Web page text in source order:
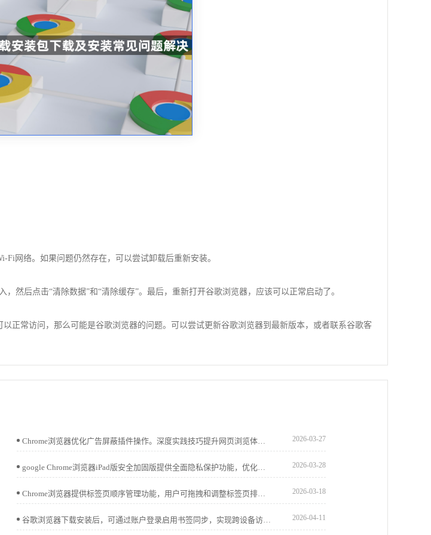
网络。如果问题仍然存在，可以尝试卸载后重新安装。
然后点击“清除数据”和“清除缓存”。最后，重新打开谷歌浏览器，应该可以正常启动了。
正常访问，那么可能是谷歌浏览器的问题。可以尝试更新谷歌浏览器到最新版本，或者联系谷歌客
Chrome浏览器优化广告屏蔽插件操作。深度实践技巧提升网页浏览体验，使用户减少广告干扰，提高上网效率和舒适度。 2026-03-27
google Chrome浏览器iPad版安全加固版提供全面隐私保护功能，优化下载流程和操作体验，确保用户浏览数据安全，提高移动端浏览器使用信任度。 2026-03-28
Chrome浏览器提供标签页顺序管理功能，用户可拖拽和调整标签页排列，实现高效多任务操作。 2026-03-18
谷歌浏览器下载安装后，可通过账户登录启用书签同步，实现跨设备访问书签和收藏夹，保证数据一致性和便捷操作。 2026-04-11